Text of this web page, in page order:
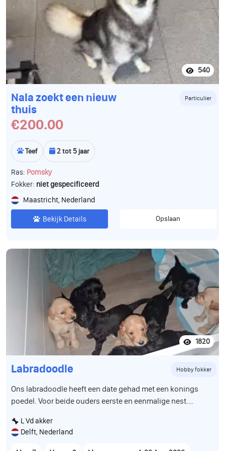
540
Nala zoekt een nieuw
thuis
Particulier
€200.00
Teef 2 tot 5 jaar
Ras: Pomsky
Fokker: niet gespecificeerd
Maastricht, Nederland
Bekijk Details Opslaan
1820
Labradoodle Hobby fokker
Ons labradoodle heeft een date gehad met een konings
poedel. Voor beide ouders eerste en eenmalige nest.
gekomen. We hebben 2 teefjes en 7 reutjes beschikbaar Ze
groeien op in huiselijke kring met andere dieren en
L Vd akker
Delft, Nederland